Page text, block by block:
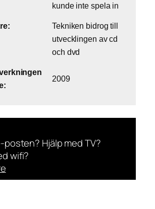
kunde inte spela in
Tekniken bidrog till
utvecklingen av cd
och dvd
2009
posten? Hjälp med TV?
wifi?